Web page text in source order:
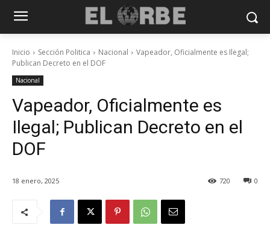
Inicio Sección Politica Nacional
Vapeador, Oficialmente es Ilegal;
Publican Decreto en el DOF
Nacional
Vapeador, Oficialmente es
Ilegal; Publican Decreto en el
DOF
18 enero, 2025 0
720